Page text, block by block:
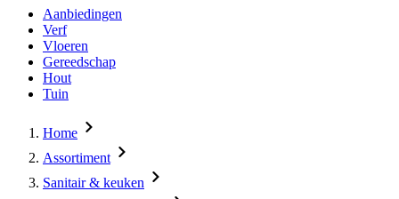
Aanbiedingen
Verf
Vloeren
Gereedschap
Hout
Tuin
Home
Assortiment
Sanitair & keuken